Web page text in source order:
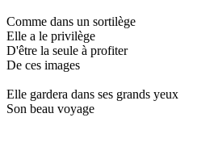
Comme dans un sortilège
Elle a le privilège
D'être la seule à profiter
De ces images
Elle gardera dans ses grands yeux
Son beau voyage